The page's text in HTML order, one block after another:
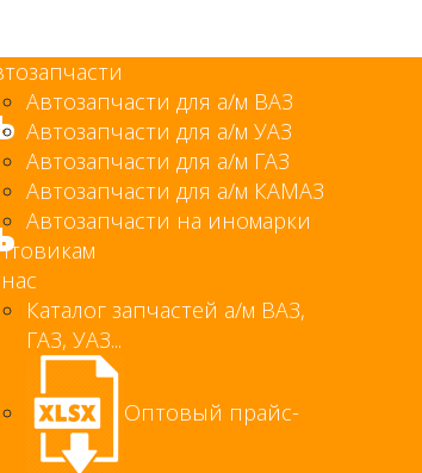
Автозапчасти для а/м ВАЗ
Автозапчасти для а/м УАЗ
Автозапчасти для а/м ГАЗ
Автозапчасти для а/м КАМАЗ
Автозапчасти на иномарки
Каталог запчастей а/м ВАЗ,
ГАЗ, УАЗ...
Оптовый прайс-